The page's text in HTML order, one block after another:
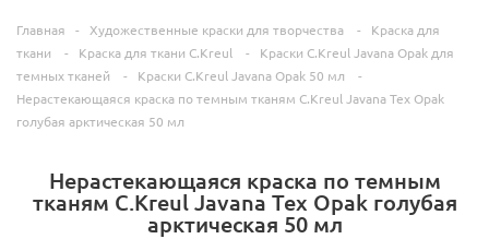
Главная - Художественные краски для творчества -
Краска для
ткани
- Краска для ткани C.Kreul -
Краски C.Kreul Javana Opak для
темных тканей
- Краски C.Kreul Javana Opak 50 мл
-
Нерастекающаяся краска по темным тканям C.Kreul Javana Tex Opak
голубая арктическая 50 мл
Нерастекающаяся краска по темным
тканям C.Kreul Javana Tex Opak голубая
арктическая 50 мл